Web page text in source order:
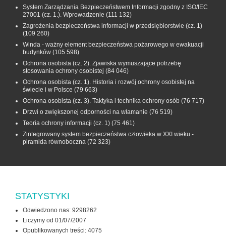
System Zarządzania Bezpieczeństwem Informacji zgodny z ISO/IEC
27001 (cz. 1.). Wprowadzenie (111 132)
Zagrożenia bezpieczeństwa informacji w przedsiębiorstwie (cz. 1)
(109 260)
Winda - ważny element bezpieczeństwa pożarowego w ewakuacji
budynków (105 598)
Ochrona osobista (cz. 2). Zjawiska wymuszające potrzebę
stosowania ochrony osobistej (84 046)
Ochrona osobista (cz. 1). Historia i rozwój ochrony osobistej na
świecie i w Polsce (79 663)
Ochrona osobista (cz. 3). Taktyka i technika ochrony osób (76 717)
Drzwi o zwiększonej odporności na włamanie (76 519)
Teoria ochrony informacji (cz. 1) (75 461)
Zintegrowany system bezpieczeństwa człowieka w XXI wieku -
piramida równoboczna (72 323)
STATYSTYKI
Odwiedzono nas: 9298262
Liczymy od 01/07/2007
Opublikowanych treści: 4075